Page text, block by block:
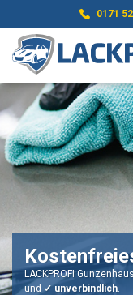
0171
LACKPROFI
und ✓ unverbindlich.